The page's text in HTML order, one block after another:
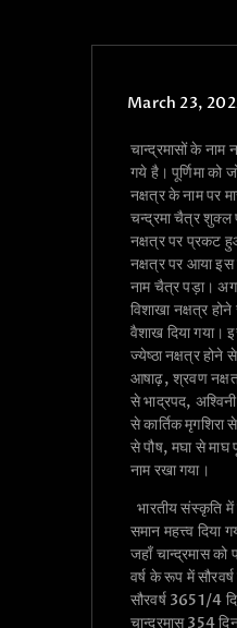
March 23,
चान्द्रमासों के नाम
गये है। पूर्णिमा को
नक्षत्र के नाम पर
चन्द्रमा चैत्र शुक्ल
नक्षत्र पर प्रकट
नक्षत्र पर आया
नाम चैत्र पड़ा।
विशाखा नक्षत्र
वैशाख दिया गया।
ज्येष्ठा नक्षत्र होने
आषाढ़, श्रवण
से भाद्रपद,
से कार्तिक मृगशिरा से
से पौष, मघा से माघ
नाम रखा गया।
भारतीय संस्कृति में
समान महत्त्व दिया
जहाँ चान्द्रमास को
वर्ष के रूप में
सौरवर्ष 3651/4
चान्द्रमास 354